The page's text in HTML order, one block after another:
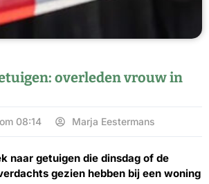
overleden vrouw in
08:14 Marja Eestermans
naar getuigen die dinsdag of de
gezien hebben bij een woning